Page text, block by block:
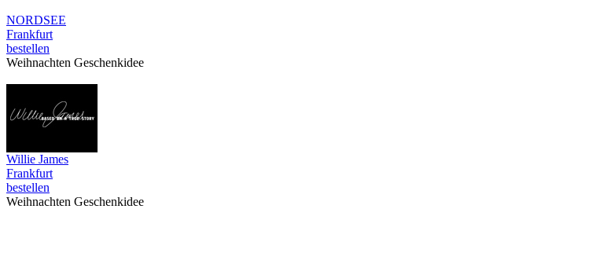
NORDSEE
Frankfurt
bestellen
Weihnachten Geschenkidee
Willie James
Frankfurt
bestellen
Weihnachten Geschenkidee